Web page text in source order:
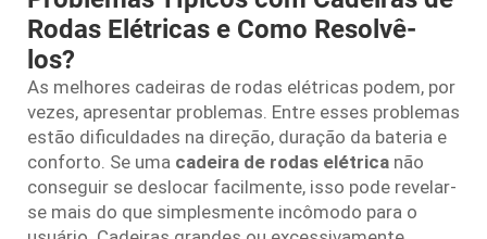
Rodas Elétricas e Como Resolvê-
los?
As melhores cadeiras de rodas elétricas podem, por
vezes, apresentar problemas. Entre esses problemas
estão dificuldades na direção, duração da bateria e
conforto. Se uma cadeira de rodas elétrica não
conseguir se deslocar facilmente, isso pode revelar-
se mais do que simplesmente incômodo para o